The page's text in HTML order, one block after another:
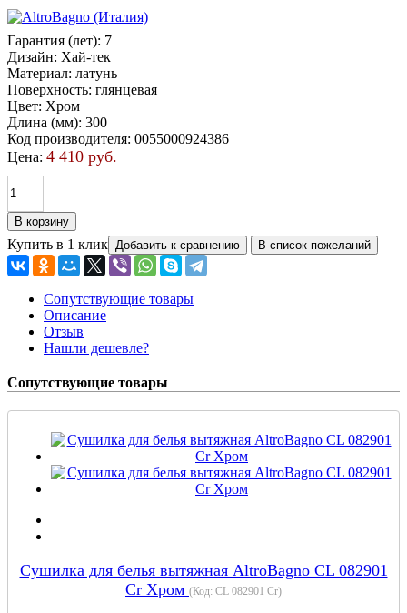
Гарантия (лет): 7
Дизайн: Хай-тек
Материал: латунь
Поверхность: глянцевая
Цвет: Хром
Длина (мм): 300
Код производителя: 0055000924386
Цена: 4 410 руб.
Купить в 1 клик
Сопутствующие товары
Описание
Отзыв
Нашли дешевле?
Сопутствующие товары
Сушилка для белья вытяжная AltroBagno CL 082901
Cr Хром (Код: CL 082901 Cr)